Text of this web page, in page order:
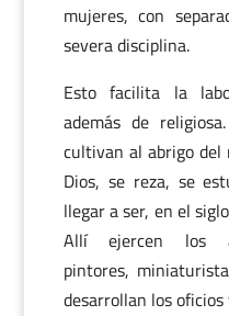
mujeres, con
severa disciplina.
Esto facilita la
además de
cultivan al abrigo del
Dios, se reza, se
llegar a ser, en el
Allí ejercen los
pintores,
desarrollan los